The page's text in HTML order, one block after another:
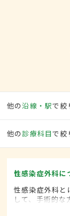
他の沿線・駅で絞
他の 診療科目で絞
性感染症外科に
性感染症外科と
して、手術的
す。平成20年4